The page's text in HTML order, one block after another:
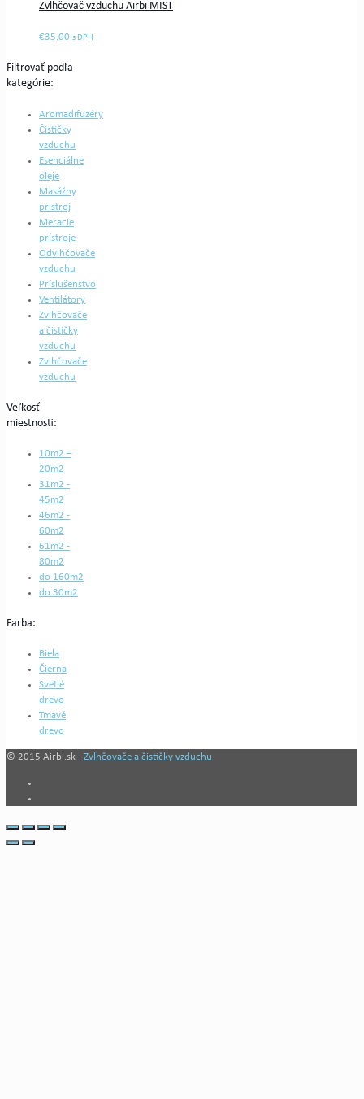
Zvlhčovač vzduchu Airbi MIST
€35.00 s DPH
Filtrovať podľa
kategórie:
Aromadifuzéry
Čističky
vzduchu
Esenciálne
oleje
Masážny
prístroj
Meracie
prístroje
Odvlhčovače
vzduchu
Príslušenstvo
Ventilátory
Zvlhčovače
a čističky
vzduchu
Zvlhčovače
vzduchu
Veľkosť
miestnosti:
10m2 –
20m2
31m2 -
45m2
46m2 -
60m2
61m2 -
80m2
do 160m2
do 30m2
Farba:
Biela
Čierna
Svetlé
drevo
Tmavé
drevo
© 2015 Airbi.sk - Zvlhčovače a čističky vzduchu